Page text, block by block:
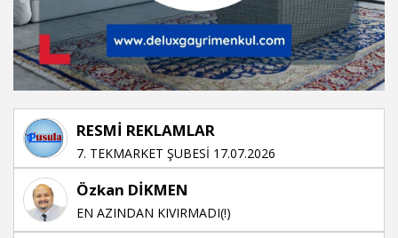
RESMİ REKLAMLAR
7. TEKMARKET ŞUBESİ 17.07.2026
Özkan DİKMEN
EN AZINDAN KIVIRMADI(!)